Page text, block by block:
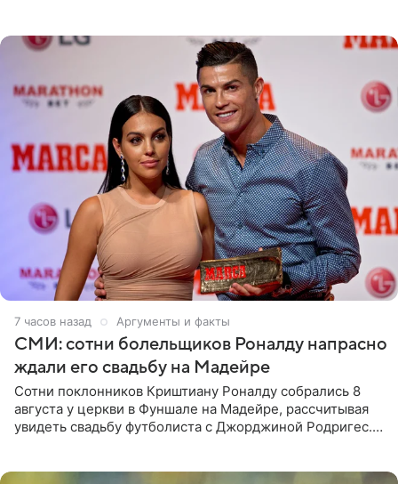
7 часов назад Аргументы и факты
СМИ: сотни болельщиков Роналду напрасно
ждали его свадьбу на Мадейре
Сотни поклонников Криштиану Роналду собрались 8
августа у церкви в Фуншале на Мадейре, рассчитывая
увидеть свадьбу футболиста с Джорджиной Родригес.